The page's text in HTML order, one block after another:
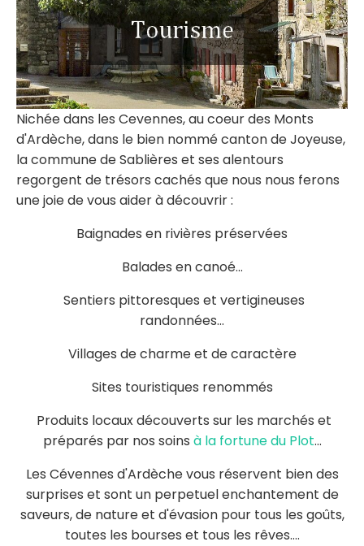
Nichée dans les Cevennes, au coeur des Monts
d'Ardèche, dans le bien nommé canton de Joyeuse,
la commune de Sablières et ses alentours
regorgent de trésors cachés que nous nous ferons
une joie de vous aider à découvrir :
Baignades en rivières préservées
Balades en canoé...
Sentiers pittoresques et vertigineuses
randonnées...
Villages de charme et de caractère
Sites touristiques renommés
Produits locaux découverts sur les marchés et
préparés par nos soins à la fortune du Plot...
Les Cévennes d'Ardèche vous réservent bien des
surprises et sont un perpetuel enchantement de
saveurs, de nature et d'évasion pour tous les goûts,
toutes les bourses et tous les rêves....